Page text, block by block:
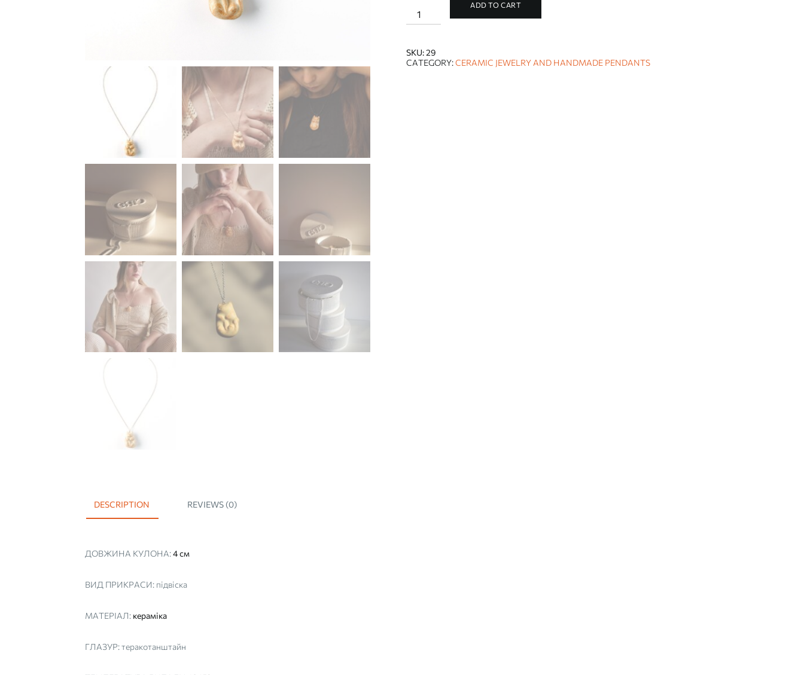
GINGER
CAT
ADD TO CART
SKU:29
CATEGORY:CERAMIC JEWELRY AND HANDMADE PENDANTS
DESCRIPTION REVIEWS (0)
ДОВЖИНА КУЛОНА:4 см
ВИД ПРИКРАСИ: підвіска
МАТЕРІАЛ: кераміка
ГЛАЗУР:теракотанштайн